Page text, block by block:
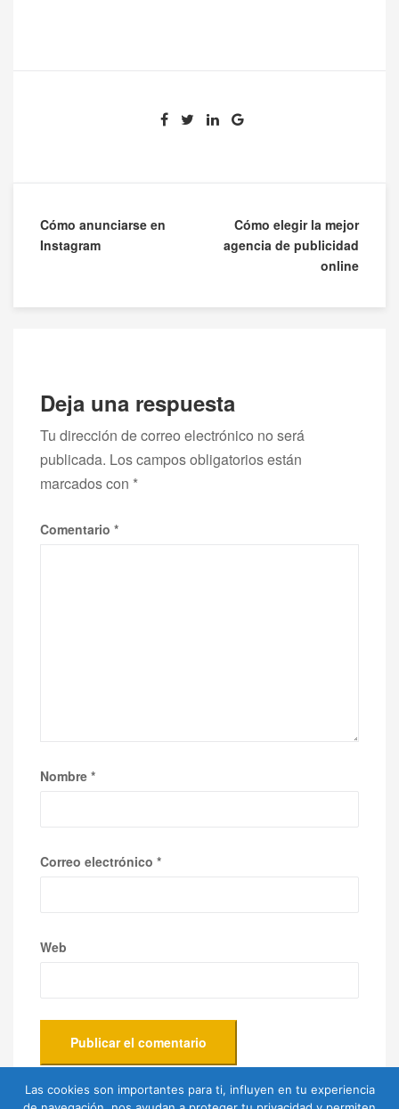
Navegación
de
Cómo anunciarse en
Instagram
Cómo elegir la mejor
agencia de publicidad
online
Deja una respuesta
Tu dirección de correo electrónico no será
publicada. Los campos obligatorios están
marcados con *
Comentario *
Nombre *
Correo electrónico *
Web
Las cookies son importantes para ti, influyen en tu experiencia